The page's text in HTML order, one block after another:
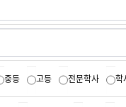
중등 고등 전문학사 학